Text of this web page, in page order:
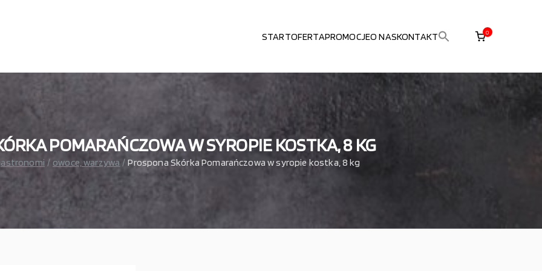
STARTOFERTAPROMOCJEO NASKONTAKT
Search
0
POMARAŃCZOWA W SYROPIE KOSTKA, 8 KG
owoce, warzywa Prospona Skórka Pomarańczowa w syropie kostka, 8 kg